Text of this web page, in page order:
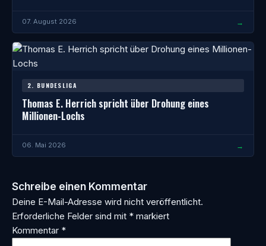
07. August 2026 →
2. BUNDESLIGA
Thomas E. Herrich spricht über Drohung eines
Millionen-Lochs
06. Mai 2026 →
Schreibe einen Kommentar
Deine E-Mail-Adresse wird nicht veröffentlicht.
Erforderliche Felder sind mit * markiert
Kommentar *